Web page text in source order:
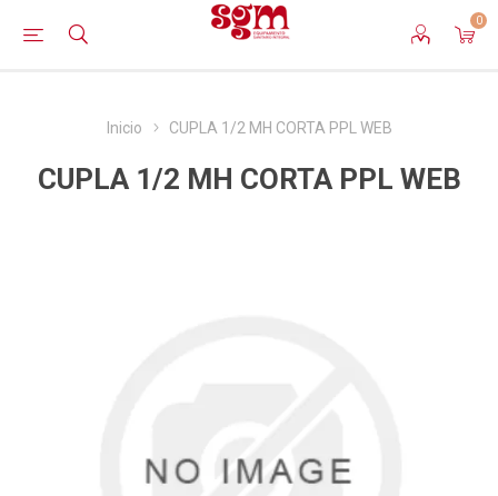
0
Inicio CUPLA 1/2 MH CORTA PPL WEB
CUPLA 1/2 MH CORTA PPL WEB